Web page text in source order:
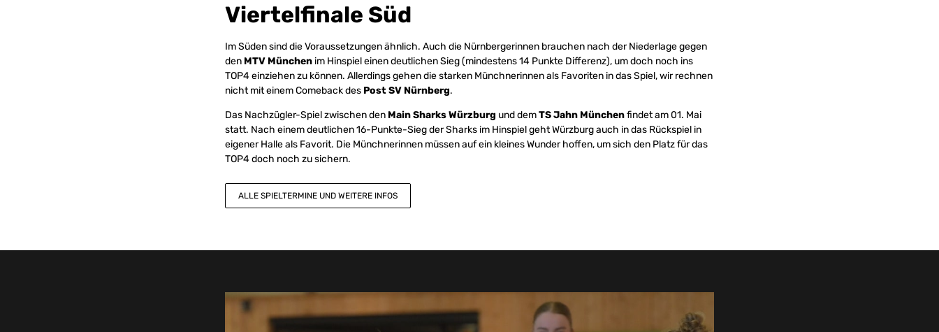
Viertelfinale Süd
Im Süden sind die Voraussetzungen ähnlich. Auch die Nürnbergerinnen brauchen nach der Niederlage gegen
den MTV München im Hinspiel einen deutlichen Sieg (mindestens 14 Punkte Differenz), um doch noch ins
TOP4 einziehen zu können. Allerdings gehen die starken Münchnerinnen als Favoriten in das Spiel, wir rechnen
nicht mit einem Comeback des Post SV Nürnberg.
Das Nachzügler-Spiel zwischen den Main Sharks Würzburg und demTS Jahn Münchenfindet am 01. Mai
statt. Nach einem deutlichen 16-Punkte-Sieg der Sharks im Hinspiel geht Würzburg auch in das Rückspiel in
eigener Halle als Favorit. Die Münchnerinnen müssen auf ein kleines Wunder hoffen, um sich den Platz für das
TOP4 doch noch zu sichern.
ALLE SPIELTERMINE UND WEITERE INFOS